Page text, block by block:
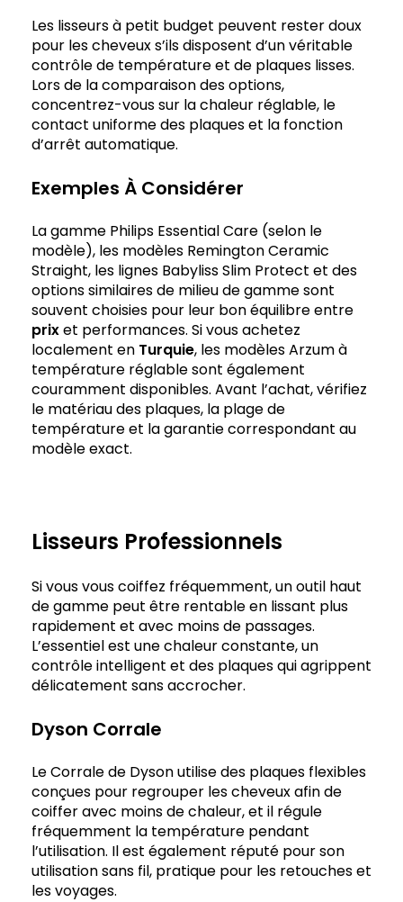
Les lisseurs à petit budget peuvent rester doux
pour les cheveux s’ils disposent d’un véritable
contrôle de température et de plaques lisses.
Lors de la comparaison des options,
concentrez-vous sur la chaleur réglable, le
contact uniforme des plaques et la fonction
d’arrêt automatique.
Exemples À Considérer
La gamme Philips Essential Care (selon le
modèle), les modèles Remington Ceramic
Straight, les lignes Babyliss Slim Protect et des
options similaires de milieu de gamme sont
souvent choisies pour leur bon équilibre entre
prixet performances. Si vous achetez
localement en Turquie, les modèles Arzum à
température réglable sont également
couramment disponibles. Avant l’achat, vérifiez
le matériau des plaques, la plage de
température et la garantie correspondant au
modèle exact.
Lisseurs Professionnels
Si vous vous coiffez fréquemment, un outil haut
de gamme peut être rentable en lissant plus
rapidement et avec moins de passages.
L’essentiel est une chaleur constante, un
contrôle intelligent et des plaques qui agrippent
délicatement sans accrocher.
Dyson Corrale
Le Corrale de Dyson utilise des plaques flexibles
conçues pour regrouper les cheveux afin de
coiffer avec moins de chaleur, et il régule
fréquemment la température pendant
l’utilisation. Il est également réputé pour son
utilisation sans fil, pratique pour les retouches et
les voyages.